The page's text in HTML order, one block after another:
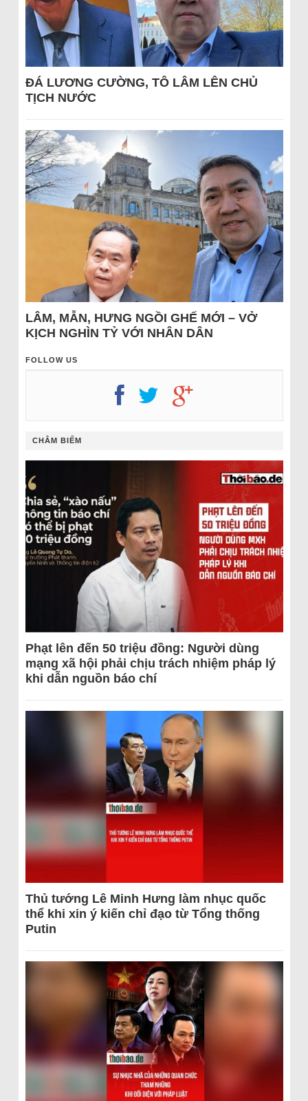
ĐÁ LƯƠNG CƯỜNG, TÔ LÂM LÊN CHỦ
TỊCH NƯỚC
LÂM, MẪN, HƯNG NGỒI GHẾ MỚI – VỞ
KỊCH NGHÌN TỶ VỚI NHÂN DÂN
FOLLOW US
CHÂM BIẾM
Phạt lên đến 50 triệu đồng: Người dùng
mạng xã hội phải chịu trách nhiệm pháp lý
khi dẫn nguồn báo chí
Thủ tướng Lê Minh Hưng làm nhục quốc
thể khi xin ý kiến chỉ đạo từ Tổng thống
Putin